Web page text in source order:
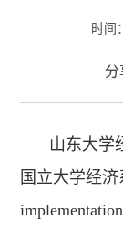
时间：
分
山东大学
国立大学经